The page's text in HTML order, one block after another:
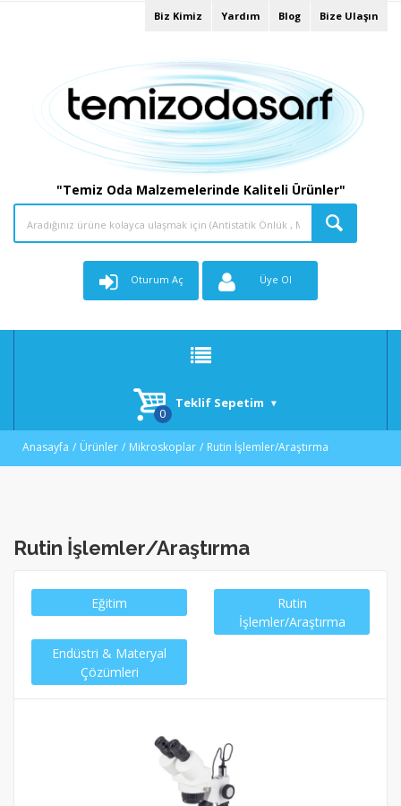
Biz Kimiz Yardım Blog Bize Ulaşın
"Temiz Oda Malzemelerinde Kaliteli Ürünler"
Oturum Aç Üye Ol
Teklif Sepetim
Anasayfa Ürünler Mikroskoplar Rutin İşlemler/Araştırma
Rutin İşlemler/Araştırma
Eğitim
Rutin
İşlemler/Araştırma
Endüstri & Materyal
Çözümleri